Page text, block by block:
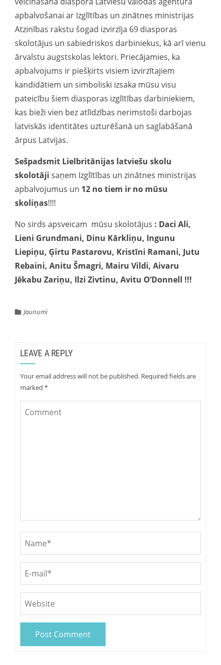
apbalvošanai ar Izglītības un zinātnes ministrijas
Atzinības rakstu šogad izvirzīja 69 diasporas
skolotājus un sabiedriskos darbiniekus, kā arī vienu
ārvalstu augstskolas lektori. Priecājamies, ka
apbalvojums ir piešķirts visiem izvirzītajiem
kandidātiem un simboliski izsaka mūsu visu
pateicību šiem diasporas izglītības darbiniekiem,
kas bieži vien bez atlīdzības nerimstoši darbojas
latviskās identitātes uzturēšanā un saglabāšanā
ārpus Latvijas.
Sešpadsmit Lielbritānijas latviešu skolu
skolotāji saņem Izglītības un zinātnes ministrijas
apbalvojumus un 12 no tiem ir no mūsu
skoliņas!!!!
No sirds apsveicam mūsu skolotājus : Daci Ali,
Lieni Grundmani, Dinu Kārkliņu, Ingunu
Liepiņu, Ģirtu Pastarovu, Kristīni Ramani, Jutu
Rebaini, Anitu Šmagri, Mairu Vildi, Aivaru
Jēkabu Zariņu, Ilzi Zivtinu, Avitu O’Donnell !!!
Jaunumi
LEAVE A REPLY
Your email address will not be published. Required fields are
marked *